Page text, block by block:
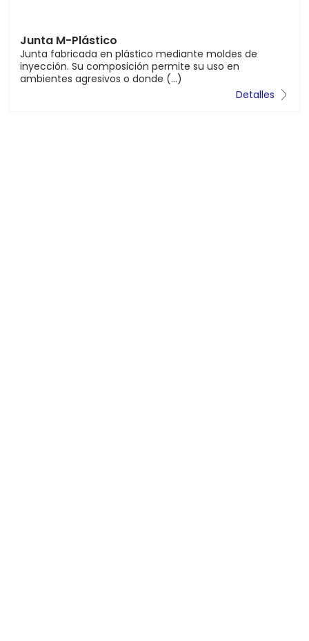
Junta M-MGSI
La Junta M-MGSI ® es un sistema de encofrado perdido
para soleras de hormigón CON PERFIL SUPERIOR
ONDULADO.
Detalles